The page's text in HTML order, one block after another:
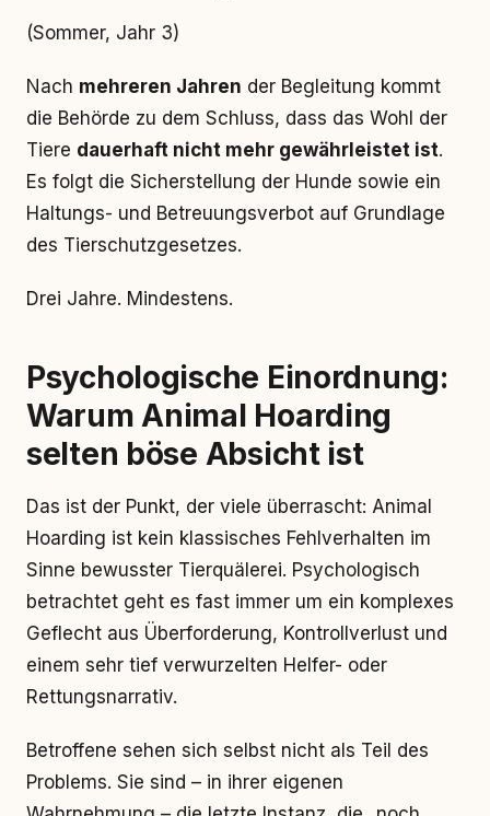
(Sommer, Jahr 3)
Nach mehreren Jahren der Begleitung kommt
die Behörde zu dem Schluss, dass das Wohl der
Tiere dauerhaft nicht mehr gewährleistet ist.
Es folgt die Sicherstellung der Hunde sowie ein
Haltungs- und Betreuungsverbot auf Grundlage
des Tierschutzgesetzes.
Drei Jahre. Mindestens.
Psychologische Einordnung:
Warum Animal Hoarding
selten böse Absicht ist
Das ist der Punkt, der viele überrascht: Animal
Hoarding ist kein klassisches Fehlverhalten im
Sinne bewusster Tierquälerei. Psychologisch
betrachtet geht es fast immer um ein komplexes
Geflecht aus Überforderung, Kontrollverlust und
einem sehr tief verwurzelten Helfer- oder
Rettungsnarrativ.
Betroffene sehen sich selbst nicht als Teil des
Problems. Sie sind – in ihrer eigenen